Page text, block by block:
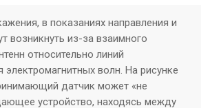
в показаниях направления и
возникнуть из-за взаимного
относительно линий
электромагнитных волн. На рисунке
датчик может «не
устройство, находясь между